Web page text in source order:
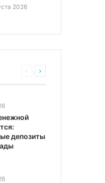
2026
депозиты